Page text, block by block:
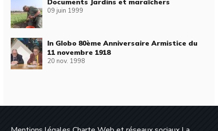
Documents Jardins et maraîchers
09 juin 1999
In Globo 80ème Anniversaire Armistice du
11 novembre 1918
20 nov. 1998